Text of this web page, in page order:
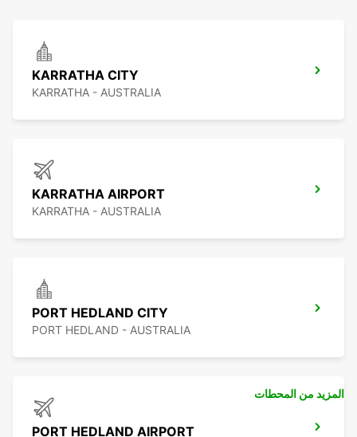
KARRATHA CITY
KARRATHA - AUSTRALIA
KARRATHA AIRPORT
KARRATHA - AUSTRALIA
PORT HEDLAND CITY
PORT HEDLAND - AUSTRALIA
PORT HEDLAND AIRPORT
المزيد من المحطات